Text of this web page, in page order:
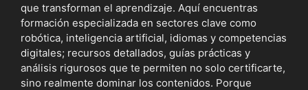
que transforman el aprendizaje. Aquí encuentras
formación especializada en sectores clave como
robótica, inteligencia artificial, idiomas y competencias
digitales; recursos detallados, guías prácticas y
análisis rigurosos que te permiten no solo certificarte,
sino realmente dominar los contenidos. Porque